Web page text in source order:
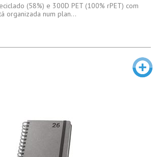
(58%) e 300D PET (100% rPET) com
organizada num plan...